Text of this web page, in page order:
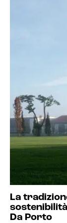
La
Da Porto